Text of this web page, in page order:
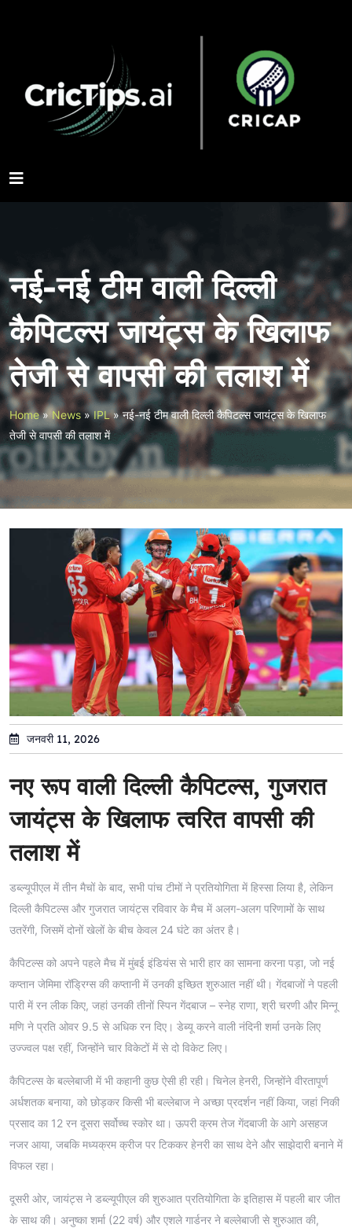
नई-नई टीम वाली दिल्ली
कैपिटल्स जायंट्स के खिलाफ
तेजी से वापसी की तलाश में
Home»News»IPL»नई-नई टीम वाली दिल्ली कैपिटल्स जायंट्स के खिलाफ
तेजी से वापसी की तलाश में
जनवरी 11, 2026
नए रूप वाली दिल्ली कैपिटल्स, गुजरात
जायंट्स के खिलाफ त्वरित वापसी की
तलाश में
डब्ल्यूपीएल में तीन मैचों के बाद, सभी पांच टीमों ने प्रतियोगिता में हिस्सा लिया है, लेकिन
दिल्ली कैपिटल्स और गुजरात जायंट्स रविवार के मैच में अलग-अलग परिणामों के साथ
उतरेंगी, जिसमें दोनों खेलों के बीच केवल 24 घंटे का अंतर है।
कैपिटल्स को अपने पहले मैच में मुंबई इंडियंस से भारी हार का सामना करना पड़ा, जो नई
कप्तान जेमिमा रॉड्रिग्स की कप्तानी में उनकी इच्छित शुरुआत नहीं थी। गेंदबाजों ने पहली
पारी में रन लीक किए, जहां उनकी तीनों स्पिन गेंदबाज – स्नेह राणा, श्री चरणी और मिन्नू
मणि ने प्रति ओवर 9.5 से अधिक रन दिए। डेब्यू करने वाली नंदिनी शर्मा उनके लिए
उज्ज्वल पक्ष रहीं, जिन्होंने चार विकेटों में से दो विकेट लिए।
कैपिटल्स के बल्लेबाजी में भी कहानी कुछ ऐसी ही रही। चिनेल हेनरी, जिन्होंने वीरतापूर्ण
अर्धशतक बनाया, को छोड़कर किसी भी बल्लेबाज ने अच्छा प्रदर्शन नहीं किया, जहां निकी
प्रसाद का 12 रन दूसरा सर्वोच्च स्कोर था। ऊपरी क्रम तेज गेंदबाजी के आगे असहज
नजर आया, जबकि मध्यक्रम क्रीज पर टिककर हेनरी का साथ देने और साझेदारी बनाने में
विफल रहा।
दूसरी ओर, जायंट्स ने डब्ल्यूपीएल की शुरुआत प्रतियोगिता के इतिहास में पहली बार जीत
के साथ की। अनुष्का शर्मा (22 वर्ष) और एशले गार्डनर ने बल्लेबाजी से शुरुआत की,